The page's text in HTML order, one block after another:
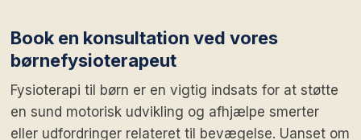
Book en konsultation ved vores
børnefysioterapeut
Fysioterapi til børn er en vigtig indsats for at støtte
en sund motorisk udvikling og afhjælpe smerter
eller udfordringer relateret til bevægelse. Uanset om